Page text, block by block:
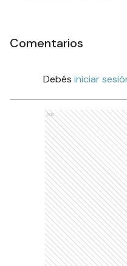
Comentarios
Debés iniciar
Ads